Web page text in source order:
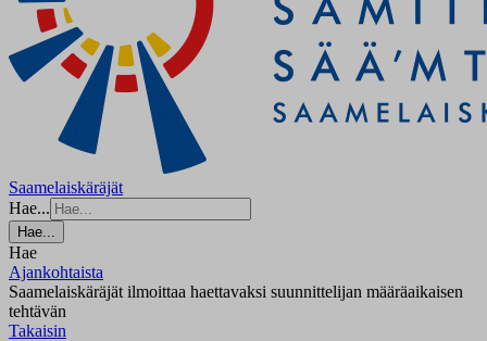
Saamelaiskäräjät
Hae...
Hae...
Hae
Ajankohtaista
Saamelaiskäräjät ilmoittaa haettavaksi suunnittelijan määräaikaisen
tehtävän
Takaisin